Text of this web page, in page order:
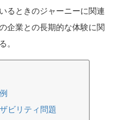
るときのジャーニーに関連
企業との長期的な体験に関
。
ビリティ問題